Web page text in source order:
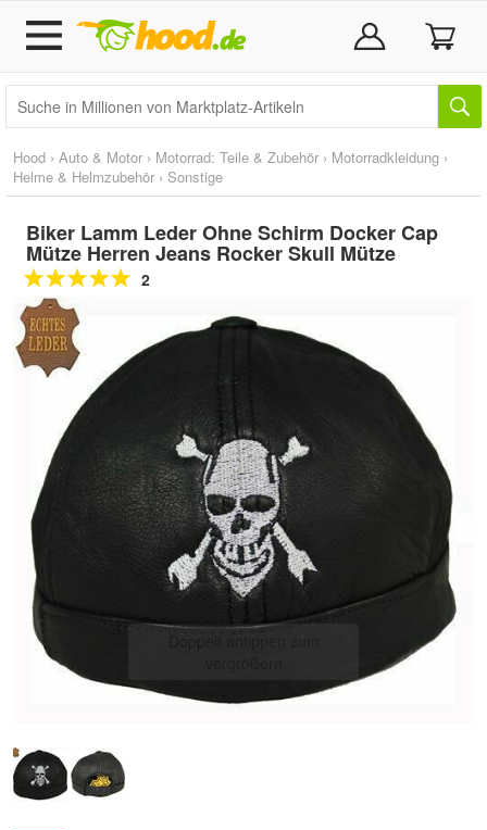
Hood › Auto & Motor › Motorrad: Teile & Zubehör › Motorradkleidung ›
Helme & Helmzubehör › Sonstige
Biker Lamm Leder Ohne Schirm Docker Cap
Mütze Herren Jeans Rocker Skull Mütze
2
Doppelt antippen zum
vergrößern